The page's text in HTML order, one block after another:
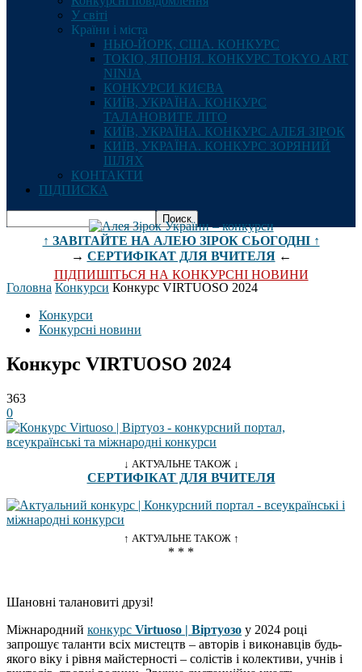
У світі
Країни і міста
НЬЮ-ЙОРК, США. КОНКУРС
ТОКІО, ЯПОНІЯ. КОНКУРС TOKYO ART
NINJA
КОНКУРСИ КИЄВА
КИЇВ, УКРАЇНА. КОНКУРС
ТАЛАНОВИТЕ ЛІТО
КИЇВ, УКРАЇНА. КОНКУРС АЛЕЯ ЗІРОК
КИЇВ, УКРАЇНА. КОНКУРС ЗОРЯНИЙ
ШЛЯХ
КОНТАКТИ
ПІДПИСКА
↑ ЗАВІТАЙТЕ НА АЛЕЮ ЗІРОК СЬОГОДНІ ↑
→ СЕРТИФІКАТ ДЛЯ ВЧИТЕЛЯ←
ПІДПИШІТЬСЯ НА КОНКУРСНІ НОВИНИ
Головна Конкурси Конкурс VIRTUOSO 2024
Конкурси
Конкурсні новини
Конкурс VIRTUOSO 2024
363
0
↓ АКТУАЛЬНЕ ТАКОЖ ↓
СЕРТИФІКАТ ДЛЯ ВЧИТЕЛЯ
↑ АКТУАЛЬНЕ ТАКОЖ ↑
* * *
Шановні талановиті друзі!
Міжнародний конкурс Virtuoso | Віртуозо у 2024 році
запрошує таланти всіх мистецтв – авторів і виконавців будь-
якого віку і рівня майстерності – солістів і колективи, учнів і